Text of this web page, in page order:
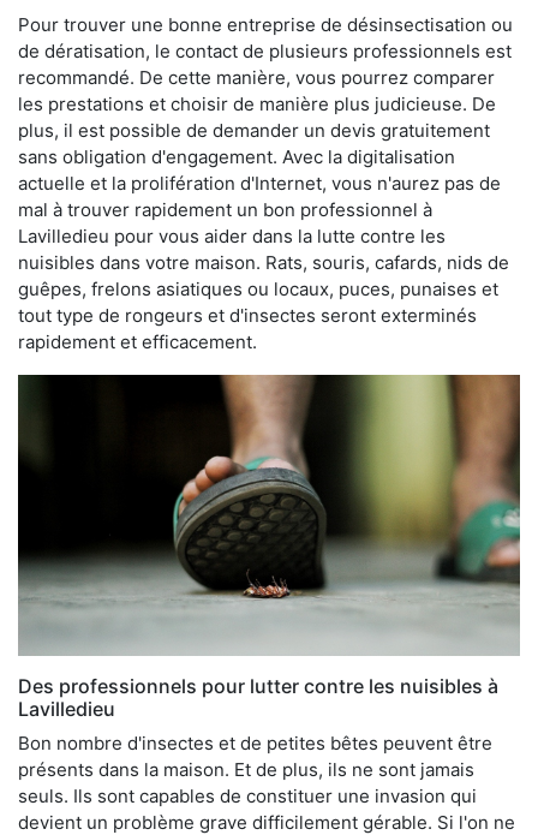
Pour trouver une bonne entreprise de désinsectisation ou
de dératisation, le contact de plusieurs professionnels est
recommandé. De cette manière, vous pourrez comparer
les prestations et choisir de manière plus judicieuse. De
plus, il est possible de demander un devis gratuitement
sans obligation d'engagement. Avec la digitalisation
actuelle et la prolifération d'Internet, vous n'aurez pas de
mal à trouver rapidement un bon professionnel à
Lavilledieu pour vous aider dans la lutte contre les
nuisibles dans votre maison. Rats, souris, cafards, nids de
guêpes, frelons asiatiques ou locaux, puces, punaises et
tout type de rongeurs et d'insectes seront exterminés
rapidement et efficacement.
Des professionnels pour lutter contre les nuisibles à
Lavilledieu
Bon nombre d'insectes et de petites bêtes peuvent être
présents dans la maison. Et de plus, ils ne sont jamais
seuls. Ils sont capables de constituer une invasion qui
devient un problème grave difficilement gérable. Si l'on ne